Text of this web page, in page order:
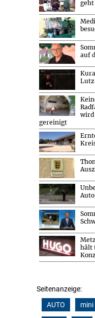
geht
auf
wird
gereinigt
Auto
hält
Seitenanzeige:
AUTO
mini